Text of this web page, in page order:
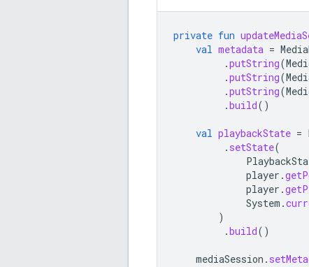
private fun
val metadata =
.putString(
.putString(
.putString(
.build()
val playbackState =
. setState(
player .
player .
System .
)
.build()
mediaSession .